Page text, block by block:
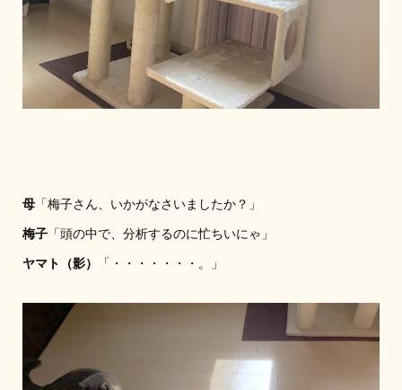
母「梅子さん、いかがなさいましたか？」
梅子「頭の中で、分析するのに忙ちいにゃ」
ヤマト（影）
「・・・・・・・。」